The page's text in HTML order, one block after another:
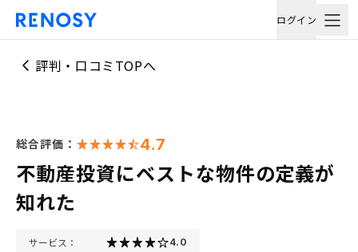
ログイン
評判・口コミTOPへ
総合評価： 4.7
不動産投資にベストな物件の定義が
知れた
サービス： 4.0